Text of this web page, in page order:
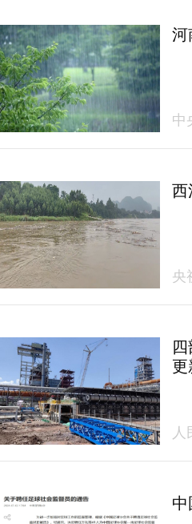
河
中
西
央
更
人
中